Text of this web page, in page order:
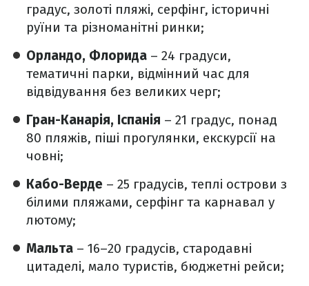
градус, золоті пляжі, серфінг, історичні
руїни та різноманітні ринки;
Орландо, Флорида – 24 градуси,
тематичні парки, відмінний час для
відвідування без великих черг;
Гран-Канарія, Іспанія – 21 градус, понад
80 пляжів, піші прогулянки, екскурсії на
човні;
Кабо-Верде – 25 градусів, теплі острови з
білими пляжами, серфінг та карнавал у
лютому;
Мальта – 16–20 градусів, стародавні
цитаделі, мало туристів, бюджетні рейси;